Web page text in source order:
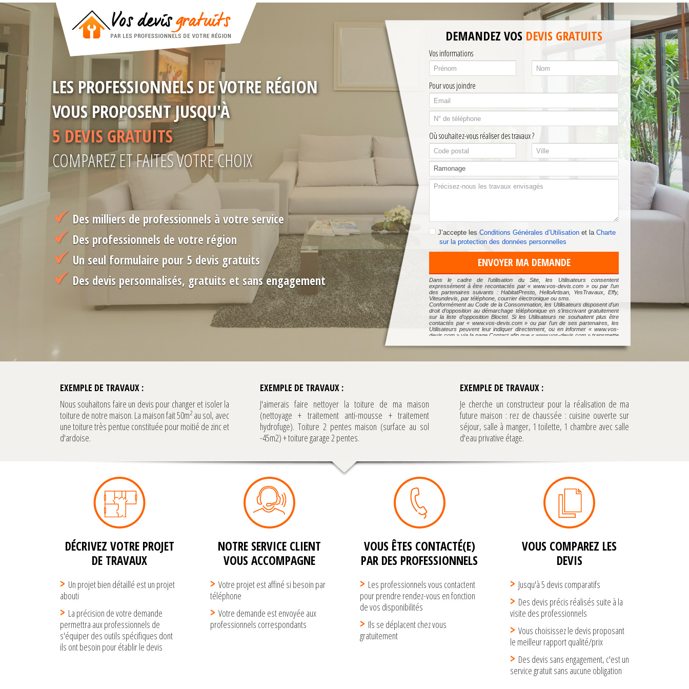
LES PROFESSIONNELS DE VOTRE RÉGION
VOUS PROPOSENT JUSQU'À
5 DEVIS GRATUITS
COMPAREZ ET FAITES VOTRE CHOIX
Des milliers de professionnels à votre service
Des professionnels de votre région
Un seul formulaire pour 5 devis gratuits
Des devis personnalisés, gratuits et sans engagement
DEMANDEZ VOS DEVIS GRATUITS
Vos informations
Pour vous joindre
Où souhaitez-vous réaliser des travaux ?
J’accepte les Conditions Générales d’Utilisation et la Charte
sur la protection des données personnelles
ENVOYER MA DEMANDE
Dans le cadre de l’utilisation du Site, les Utilisateurs consentent
expressément à être recontactés par « www.vos-devis.com » ou par l’un
des partenaires suivants : HabitatPresto, HelloArtisan, YesTravaux, Effy,
Viteundevis, par téléphone, courrier électronique ou sms.
Conformément au Code de la Consommation, les Utilisateurs disposent d’un
droit d’opposition au démarchage téléphonique en s’inscrivant gratuitement
sur la liste d’opposition Bloctel. Si les Utilisateurs ne souhaitent plus être
contactés par « www.vos-devis.com » ou par l’un de ses partenaires, les
Utilisateurs peuvent leur indiquer directement, ou en informer « www.vos-
devis.com » via la page Contact afin que « www.vos-devis.com » transmette
Pour connaître et exercer vos droits, notamment de retrait de consentement
EXEMPLE DE TRAVAUX :
Nous souhaitons faire un devis pour changer et isoler la
toiture de notre maison. La maison fait 50m2 au sol, avec
une toiture très pentue constituée pour moitié de zinc et
d'ardoise.
EXEMPLE DE TRAVAUX :
J'aimerais faire nettoyer la toiture de ma maison
(nettoyage + traitement anti-mousse + traitement
hydrofuge). Toiture 2 pentes maison (surface au sol
-45m2) + toiture garage 2 pentes.
EXEMPLE DE TRAVAUX :
Je cherche un constructeur pour la réalisation de ma
future maison : rez de chaussée : cuisine ouverte sur
séjour, salle à manger, 1 toilette, 1 chambre avec salle
d'eau privative étage.
DÉCRIVEZ VOTRE PROJET
DE TRAVAUX
Un projet bien détaillé est un projet
abouti
La précision de votre demande
permettra aux professionnels de
s'équiper des outils spécifiques dont
ils ont besoin pour établir le devis
NOTRE SERVICE CLIENT
VOUS ACCOMPAGNE
Votre projet est affiné si besoin par
téléphone
Votre demande est envoyée aux
professionnels correspondants
VOUS ÊTES CONTACTÉ(E)
PAR DES PROFESSIONNELS
Les professionnels vous contactent
pour prendre rendez-vous en fonction
de vos disponibilités
Ils se déplacent chez vous
gratuitement
VOUS COMPAREZ LES
DEVIS
Jusqu'à 5 devis comparatifs
Des devis précis réalisés suite à la
visite des professionnels
Vous choisissez le devis proposant
le meilleur rapport qualité/prix
Des devis sans engagement, c'est un
service gratuit sans aucune obligation